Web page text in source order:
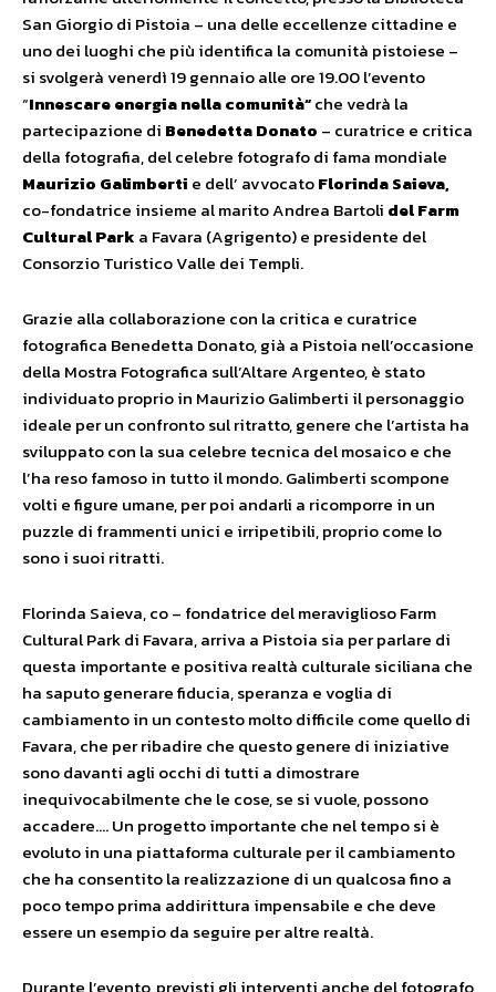
San Giorgio di Pistoia – una delle eccellenze cittadine e
uno dei luoghi che più identifica la comunità pistoiese –
si svolgerà venerdì 19 gennaio alle ore 19.00 l’evento
“Innescare energia nella comunità“che vedrà la
partecipazione di Benedetta Donato – curatrice e critica
della fotografia, del celebre fotografo di fama mondiale
Maurizio Galimberti e dell’ avvocatoFlorinda Saieva,
co-fondatrice insieme al marito Andrea Bartoli delFarm
Cultural Park a Favara (Agrigento) e presidente del
Consorzio Turistico Valle dei Templi.
Grazie alla collaborazione con la critica e curatrice
fotografica Benedetta Donato, già a Pistoia nell’occasione
della Mostra Fotografica sull’Altare Argenteo, è stato
individuato proprio in Maurizio Galimberti il personaggio
ideale per un confronto sul ritratto, genere che l’artista ha
sviluppato con la sua celebre tecnica del mosaico e che
l’ha reso famoso in tutto il mondo. Galimberti scompone
volti e figure umane, per poi andarli a ricomporre in un
puzzle di frammenti unici e irripetibili, proprio come lo
sono i suoi ritratti.
Florinda Saieva, co – fondatrice del meraviglioso Farm
Cultural Park di Favara, arriva a Pistoia sia per parlare di
questa importante e positiva realtà culturale siciliana che
ha saputo generare fiducia, speranza e voglia di
cambiamento in un contesto molto difficile come quello di
Favara, che per ribadire che questo genere di iniziative
sono davanti agli occhi di tutti a dimostrare
inequivocabilmente che le cose, se si vuole, possono
accadere…. Un progetto importante che nel tempo si è
evoluto in una piattaforma culturale per il cambiamento
che ha consentito la realizzazione di un qualcosa fino a
poco tempo prima addirittura impensabile e che deve
essere un esempio da seguire per altre realtà.